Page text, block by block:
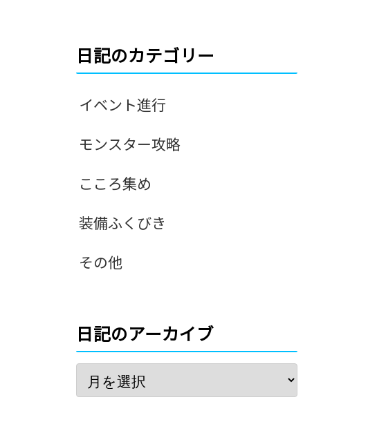
日記のカテゴリー
イベント進行
モンスター攻略
こころ集め
装備ふくびき
その他
日記のアーカイブ